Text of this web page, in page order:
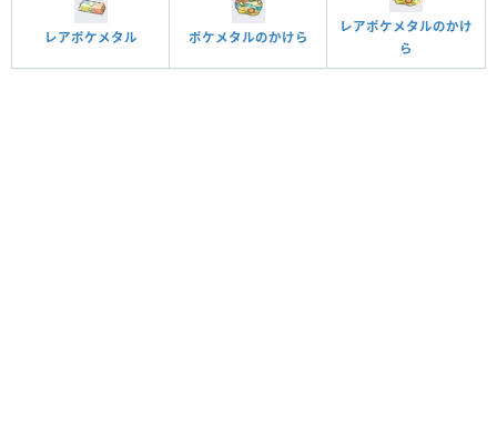
レアポケメタル ポケメタルのかけら
レアポケメタルのかけ
ら